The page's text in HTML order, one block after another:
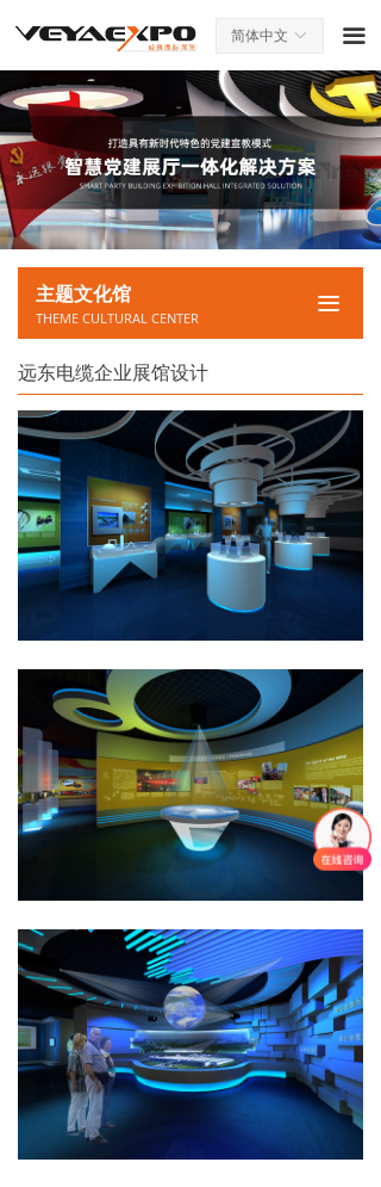
ꀅ
简体中文 끀
끀
主题文化馆
THEME CULTURAL CENTER
远东电缆企业展馆设计